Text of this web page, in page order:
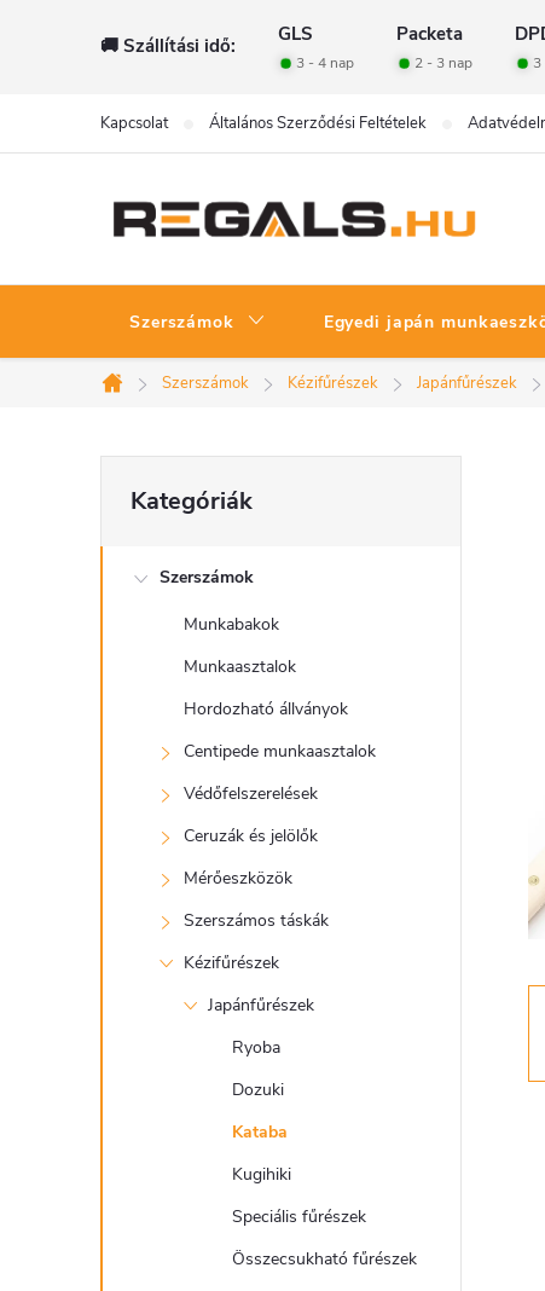
tartalomhoz
🚚 Szállítási idő: GLS Packeta
3 - 4 nap 2 - 3 nap 3
Kapcsolat Általános Szerződési Feltételek
Szerszámok Egyedi japán
Kezdőlap
Szerszámok Kézifűrészek Japánfűrészek
O
l
átugrása
Kategóriák
Szerszámok
Munkabakok
Munkaasztalok
Hordozható állványok
Centipede munkaasztalok
Védőfelszerelések
Ceruzák és jelölők
Mérőeszközök
Szerszámos táskák
Kézifűrészek
Japánfűrészek
Ryoba
Dozuki
Kataba
Kugihiki
Speciális fűrészek
Összecsukható fűrészek